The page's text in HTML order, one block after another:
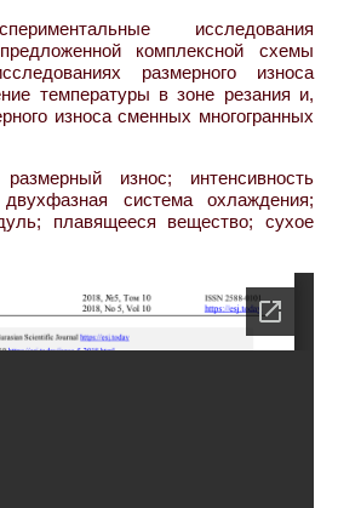
исследования
комплексной схемы
размерного износа
температуры в зоне резания и,
износа сменных многогранных
размерный износ; интенсивность
двухфазная система охлаждения;
плавящееся вещество; сухое